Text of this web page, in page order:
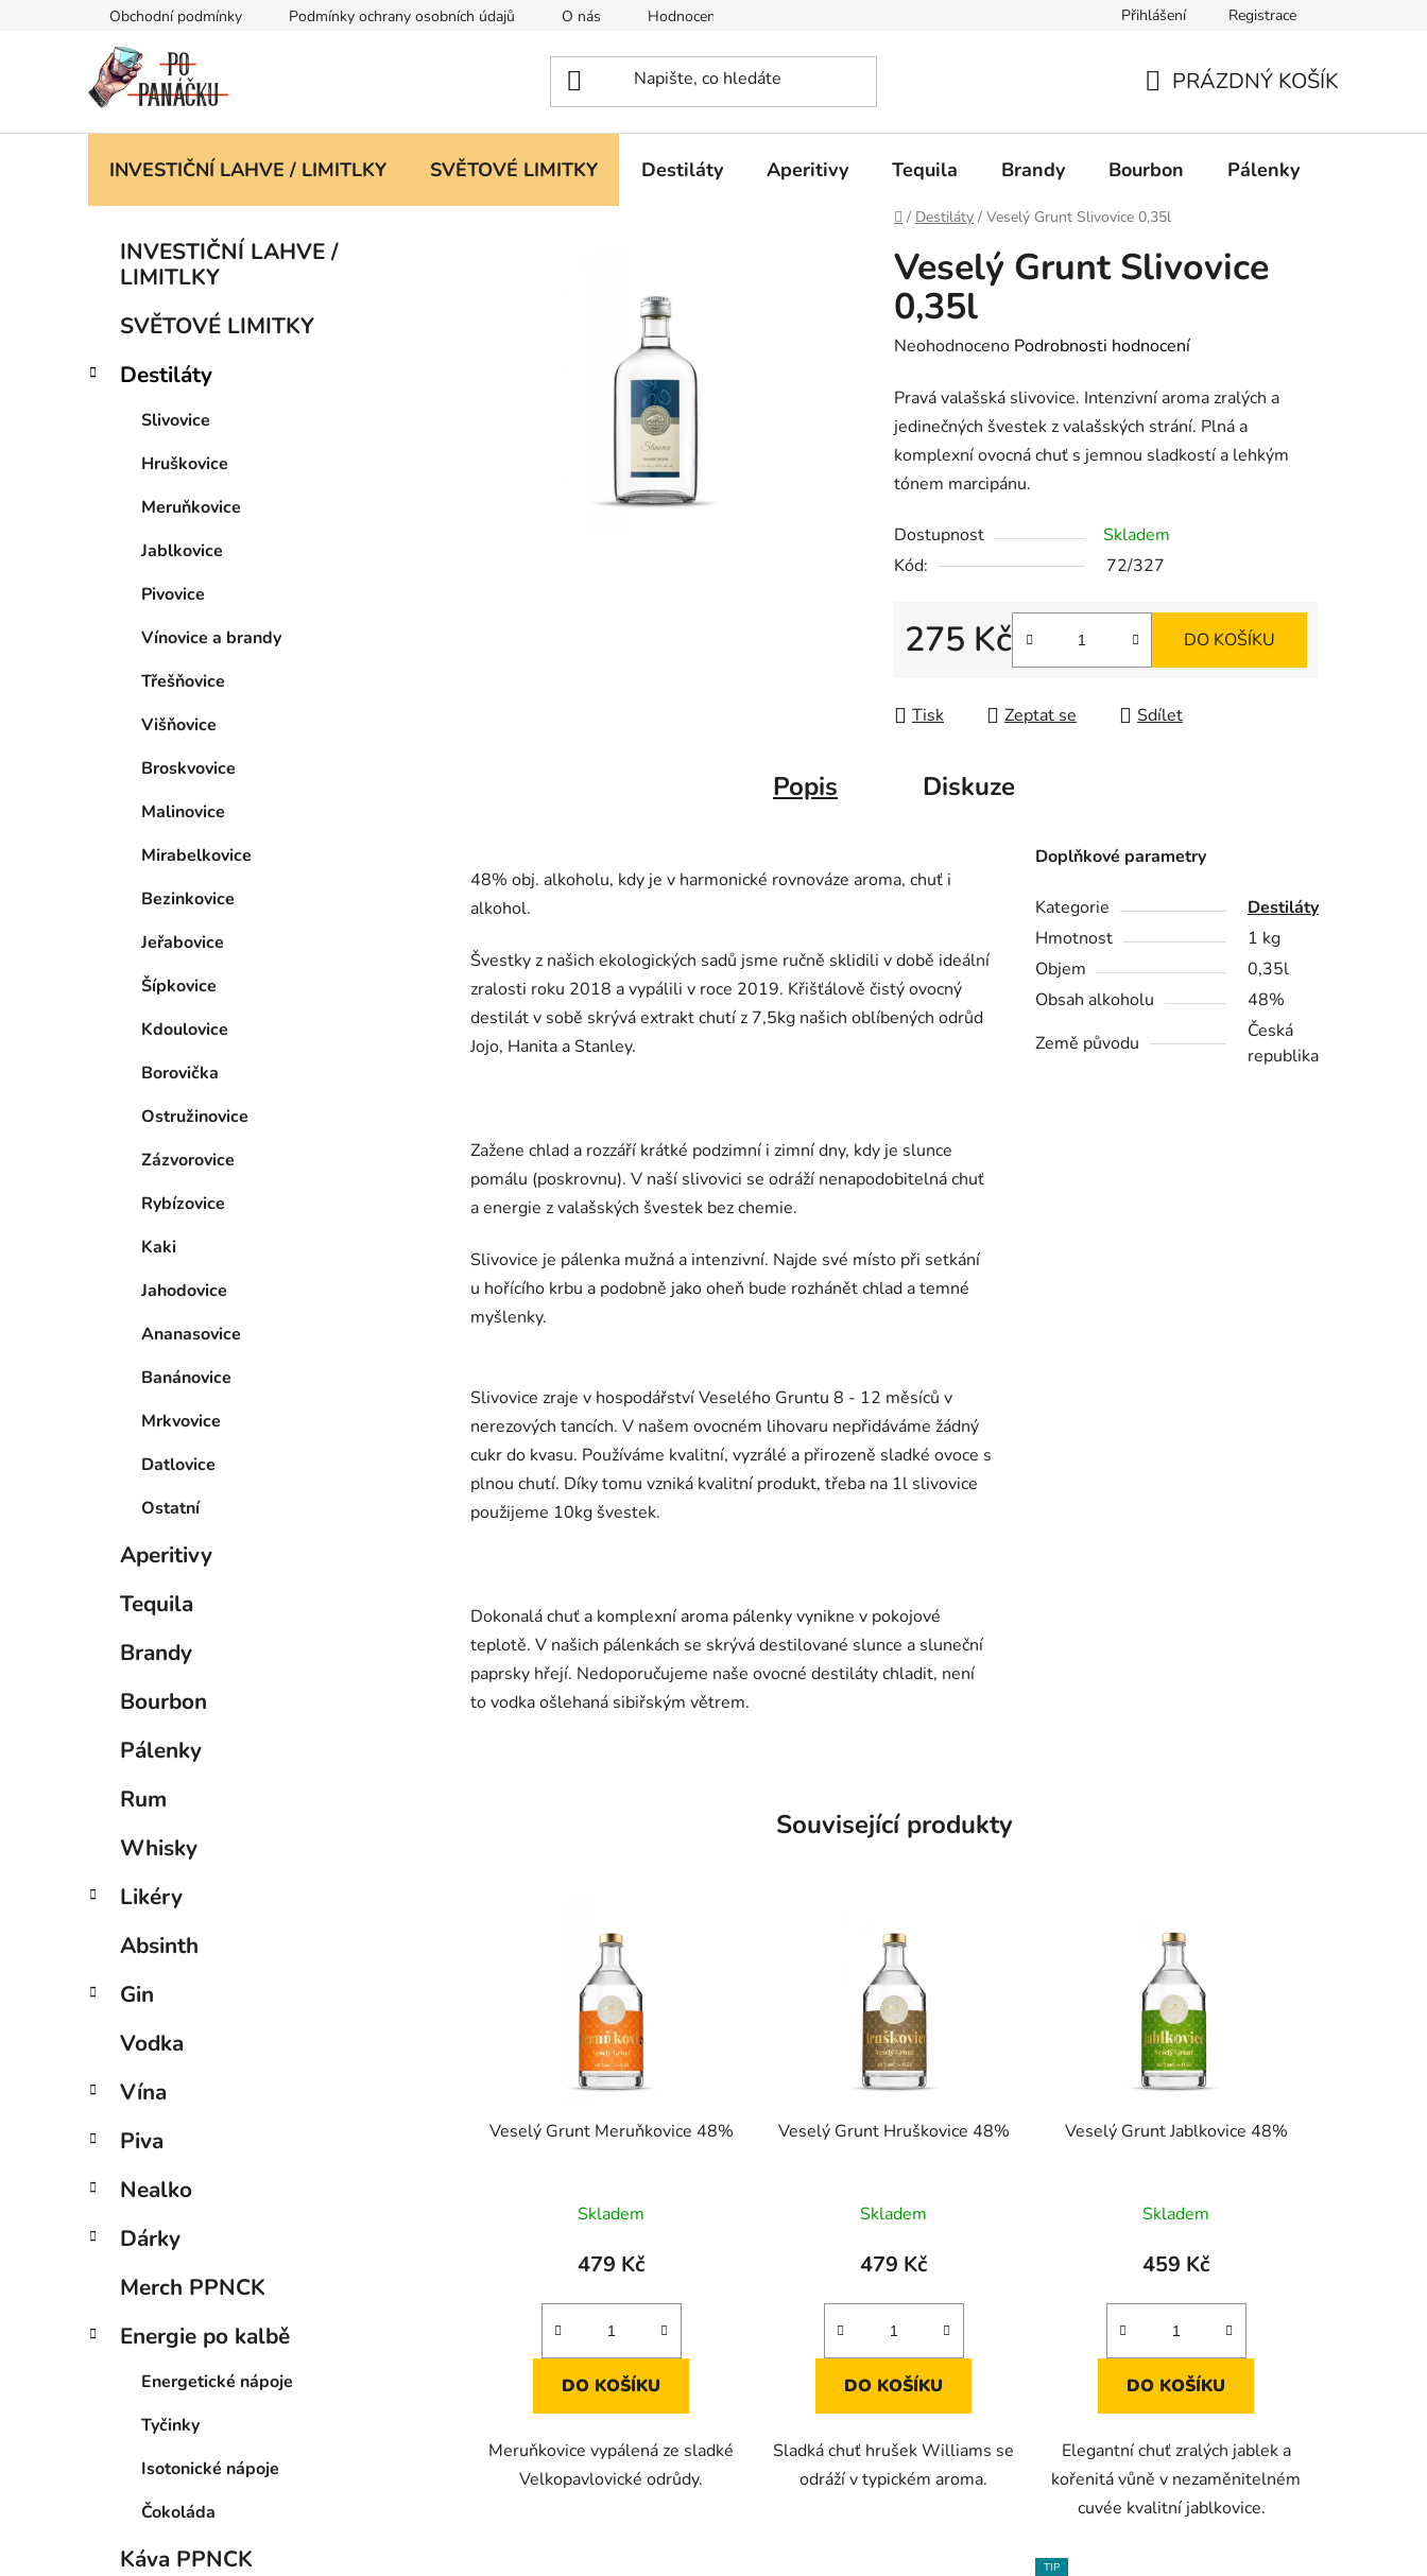
Obchodní podmínky Podmínky ochrany osobních údajů O nás Hodnocení obchodu Přihlášení Registrace
KOŠÍK
PRÁZDNÝ KOŠÍK
INVESTIČNÍ LAHVE / LIMITLKY SVĚTOVÉ LIMITKY Destiláty Aperitivy Tequila Brandy Bourbon Pálenky
Domů
/ Destiláty / Veselý Grunt Slivovice 0,35l
a
Přeskočit
kategorie
r
INVESTIČNÍ LAHVE /
LIMITLKY
SVĚTOVÉ LIMITKY
Destiláty
Slivovice
Hruškovice
Meruňkovice
Jablkovice
Pivovice
Vínovice a brandy
Třešňovice
Višňovice
Broskvovice
Malinovice
Mirabelkovice
Bezinkovice
Jeřabovice
Šípkovice
Kdoulovice
Borovička
Ostružinovice
Zázvorovice
Rybízovice
Kaki
Jahodovice
Ananasovice
Banánovice
Mrkvovice
Datlovice
Ostatní
Aperitivy
Tequila
Brandy
Bourbon
Pálenky
Rum
Whisky
Likéry
Absinth
Gin
Vodka
Vína
Piva
Nealko
Dárky
Merch PPNCK
Energie po kalbě
Energetické nápoje
Tyčinky
Isotonické nápoje
Čokoláda
Káva PPNCK
Veselý Grunt Slivovice
0,35l
Průměrné
produktu
je
0,0
z
hvězdiček.
Neohodnoceno Podrobnosti hodnocení
Pravá valašská slivovice. Intenzivní aroma zralých a
jedinečných švestek z valašských strání. Plná a
komplexní ovocná chuť s jemnou sladkostí a lehkým
tónem marcipánu.
Dostupnost
Skladem
Kód:
72/327
275 Kč DO KOŠÍKU
Tisk Zeptat se Sdílet
Popis Diskuze
48% obj. alkoholu, kdy je v harmonické rovnováze aroma, chuť i
alkohol.
Švestky z našich ekologických sadů jsme ručně sklidili v době ideální
zralosti roku 2018 a vypálili v roce 2019. Křišťálově čistý ovocný
destilát v sobě skrývá extrakt chutí z 7,5kg našich oblíbených odrůd
Jojo, Hanita a Stanley.
Zažene chlad a rozzáří krátké podzimní i zimní dny, kdy je slunce
pomálu (poskrovnu). V naší slivovici se odráží nenapodobitelná chuť
a energie z valašských švestek bez chemie.
Slivovice je pálenka mužná a intenzivní. Najde své místo při setkání
u hořícího krbu a podobně jako oheň bude rozhánět chlad a temné
myšlenky.
Slivovice zraje v hospodářství Veselého Gruntu 8 - 12 měsíců v
nerezových tancích. V našem ovocném lihovaru nepřidáváme žádný
cukr do kvasu. Používáme kvalitní, vyzrálé a přirozeně sladké ovoce s
plnou chutí. Díky tomu vzniká kvalitní produkt, třeba na 1l slivovice
použijeme 10kg švestek.
Dokonalá chuť a komplexní aroma pálenky vynikne v pokojové
teplotě. V našich pálenkách se skrývá destilované slunce a sluneční
paprsky hřejí. Nedoporučujeme naše ovocné destiláty chladit, není
to vodka ošlehaná sibiřským větrem.
Doplňkové parametry
Kategorie
Destiláty
Hmotnost
1 kg
Objem
0,35l
Obsah alkoholu
48%
Země původu
Česká
republika
Související produkty
Veselý Grunt Meruňkovice 48%
hodnocení
produktu
5,0
z
hvězdiček.
Skladem
479 Kč
DO KOŠÍKU
Meruňkovice vypálená ze sladké
Velkopavlovické odrůdy.
Veselý Grunt Hruškovice 48%
Skladem
479 Kč
DO KOŠÍKU
Sladká chuť hrušek Williams se
odráží v typickém aroma.
Veselý Grunt Jablkovice 48%
Skladem
459 Kč
DO KOŠÍKU
Elegantní chuť zralých jablek a
kořenitá vůně v nezaměnitelném
cuvée kvalitní jablkovice.
TIP